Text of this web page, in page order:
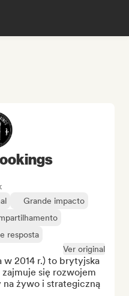
Grande impacto
resposta
Ver original
w 2014 r.) to brytyjska
się rozwojem
żywo i strategiczną